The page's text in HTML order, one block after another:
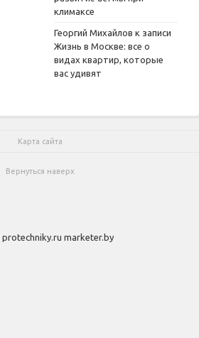
климаксе
Георгий Михайлов к записи
Жизнь в Москве: все о
видах квартир, которые
вас удивят
Карта сайта
Вернуться наверх
protechniky.ru marketer.by